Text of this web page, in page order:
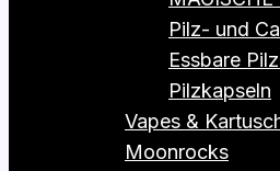
Pilz- und
Essbare
Pilzkapseln
Vapes &
Moonrocks